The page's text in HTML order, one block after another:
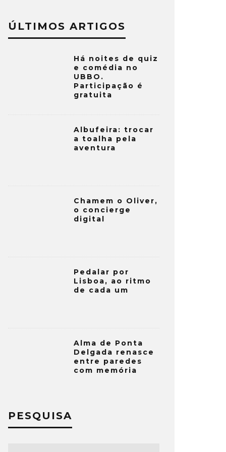
ÚLTIMOS ARTIGOS
Há noites de quiz
e comédia no
UBBO.
Participação é
gratuita
Albufeira: trocar
a toalha pela
aventura
Chamem o Oliver,
o concierge
digital
Pedalar por
Lisboa, ao ritmo
de cada um
Alma de Ponta
Delgada renasce
entre paredes
com memória
PESQUISA